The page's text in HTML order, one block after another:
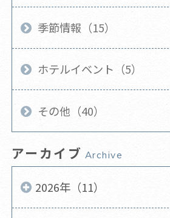
季節情報（15）
ホテルイベント（5）
その他（40）
アーカイブ Archive
2026年（11）